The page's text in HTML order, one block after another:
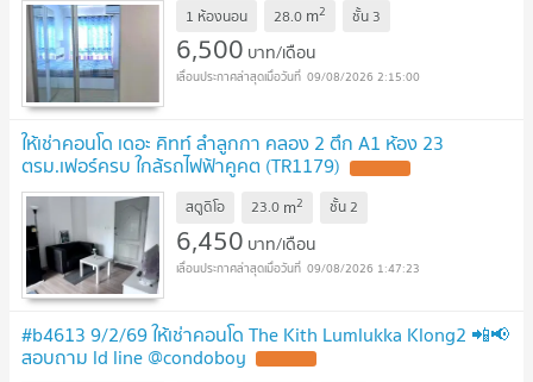
1 ห้องนอน 28.0 m2 ชั้น 3
6,500 บาท/เดือน
09/08/2026 2:15:00
ให้เช่าคอนโด เดอะ คิทท์ ลำลูกกา คลอง 2 ตึก A1 ห้อง 23
ตรม.เฟอร์ครบ ใกล้รถไฟฟ้าคูคต (TR1179)
สตูดิโอ 23.0 m2 ชั้น2
6,450 บาท/เดือน
09/08/2026 1:47:23
#b4613 9/2/69 ให้เช่าคอนโด The Kith Lumlukka Klong2 📲📢
สอบถาม ld line @condoboy